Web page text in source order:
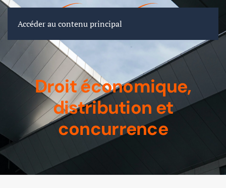
Accéder au contenu principal
Droit économique,
distribution et
concurrence